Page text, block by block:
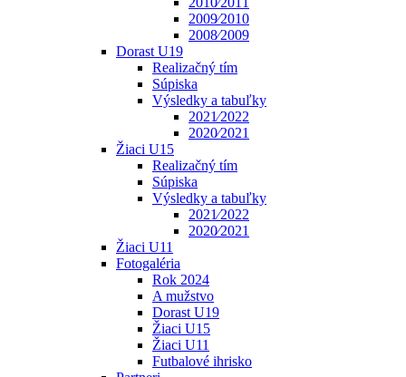
2009⁄2010
2008⁄2009
Dorast U19
Realizačný tím
Súpiska
Výsledky a tabuľky
2021⁄2022
2020⁄2021
Žiaci U15
Realizačný tím
Súpiska
Výsledky a tabuľky
2021⁄2022
2020⁄2021
Žiaci U11
Fotogaléria
Rok 2024
A mužstvo
Dorast U19
Žiaci U15
Žiaci U11
Futbalové ihrisko